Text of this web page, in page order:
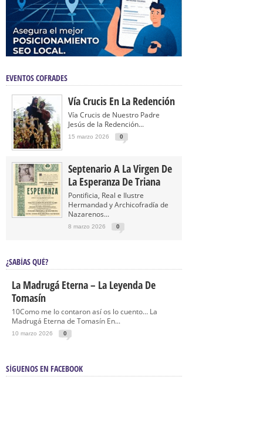
EVENTOS COFRADES
Vía Crucis En La Redención
Vía Crucis de Nuestro Padre
Jesús de la Redención...
15 marzo 2026 0
Septenario A La Virgen De
La Esperanza De Triana
Pontificia, Real e Ilustre
Hermandad y Archicofradía de
Nazarenos...
8 marzo 2026 0
¿SABÍAS QUÉ?
La Madrugá Eterna – La Leyenda De
Tomasín
10Como me lo contaron así os lo cuento… La
Madrugá Eterna de Tomasín En...
10 marzo 2026 0
SÍGUENOS EN FACEBOOK